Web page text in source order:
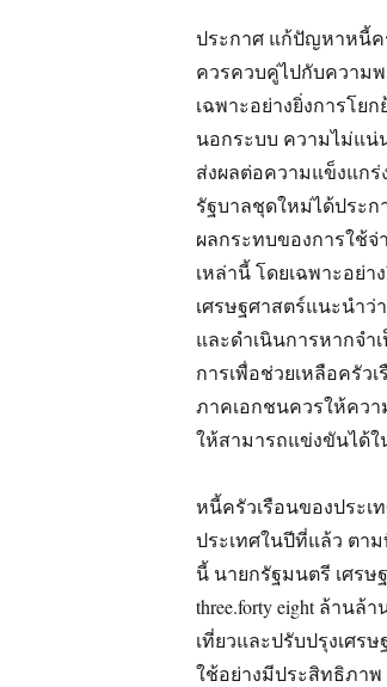
ประกาศ แก้ปัญหาหนี้ค
ควรควบคู่ไปกับความพ
เฉพาะอย่างยิ่งการโย
นอกระบบ ความไม่แน่
ส่งผลต่อความแข็งแกร่
รัฐบาลชุดใหม่ได้ประก
ผลกระทบของการใช้จ่
เหล่านี้ โดยเฉพาะอย่
เศรษฐศาสตร์แนะนำว่
และดำเนินการหากจำ
การเพื่อช่วยเหลือครัว
ภาคเอกชนควรให้คว
ให้สามารถแข่งขันได้ใ
หนี้ครัวเรือนของประเ
ประเทศในปีที่แล้ว ตา
นี้ นายกรัฐมนตรี เศร
three.forty eight ล้าน
เที่ยวและปรับปรุงเศร
ใช้อย่างมีประสิทธิภา